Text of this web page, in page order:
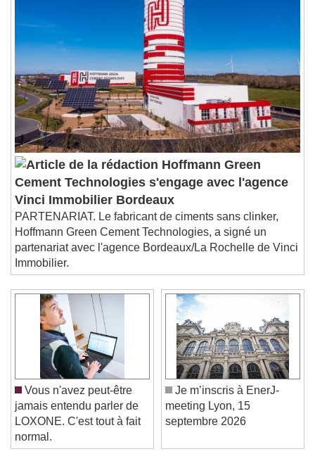
Hoffmann Green
Cement Technologies s'engage avec l'agence
Vinci Immobilier Bordeaux
PARTENARIAT. Le fabricant de ciments sans clinker,
Hoffmann Green Cement Technologies, a signé un
partenariat avec l'agence Bordeaux/La Rochelle de Vinci
Immobilier.
Vous n'avez peut-être
jamais entendu parler de
LOXONE. C'est tout à fait
normal.
Je m’inscris à EnerJ-
meeting Lyon, 15